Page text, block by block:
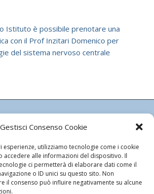
Gestisci Consenso Cookie
esperienze, utilizziamo tecnologie come i cookie
accedere alle informazioni del dispositivo. Il
ci permetterà di elaborare dati come il
o ID unici su questo sito. Non
il consenso può influire negativamente su alcune
Istituto è possibile prenotare una
con il Prof Inzitari Domenico per
del sistema nervoso centrale
DA VINCI
SRL
n. 4487/83
n. 524/2008
51.481,00 I.v.